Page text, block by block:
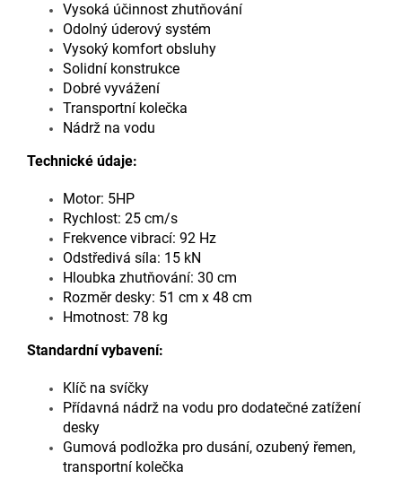
Vysoká účinnost zhutňování
Odolný úderový systém
Vysoký komfort obsluhy
Solidní konstrukce
Dobré vyvážení
Transportní kolečka
Nádrž na vodu
Technické údaje:
Motor: 5HP
Rychlost: 25 cm/s
Frekvence vibrací: 92 Hz
Odstředivá síla: 15 kN
Hloubka zhutňování: 30 cm
Rozměr desky: 51 cm x 48 cm
Hmotnost: 78 kg
Standardní vybavení:
Klíč na svíčky
Přídavná nádrž na vodu pro dodatečné zatížení
desky
Gumová podložka pro dusání, ozubený řemen,
transportní kolečka